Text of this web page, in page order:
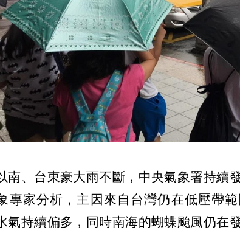
南、台東豪大雨不斷，中央氣象署持續
專家分析，主因來自台灣仍在低壓帶
氣持續偏多，同時南海的蝴蝶颱風仍在